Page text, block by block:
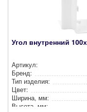
Угол внутренний
Артикул:
Бренд:
Тип изделия:
Цвет:
Ширина, мм:
Высота, мм: